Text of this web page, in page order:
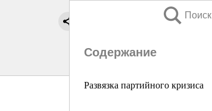
Поиск
Содержание
Развязка партийного кризиса